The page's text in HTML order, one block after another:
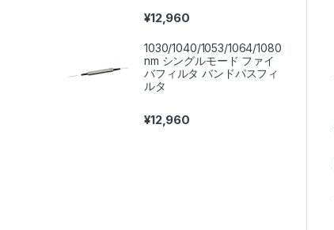
¥12,960
1030/1040/1053/1064/1080
nm シングルモード ファイ
バフィルタ バンドパスフィ
ルタ
¥12,960